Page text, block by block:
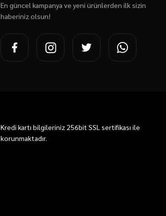
En güncel kampanya ve yeni ürünlerden ilk sizin
haberiniz olsun!
Kredi kartı bilgileriniz 256bit SSL sertifikası ile
korunmaktadır.